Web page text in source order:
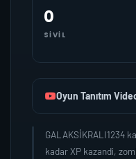
0
SIVIL
Oyun Tanıtım
GALAKSİKRALI1234
kadar XP kazandi,